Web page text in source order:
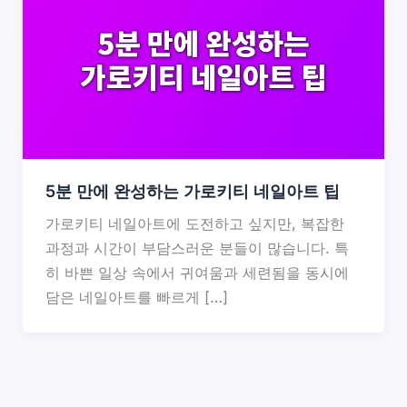
5분 만에 완성하는 가로키티 네일아트 팁
가로키티 네일아트에 도전하고 싶지만, 복잡한
과정과 시간이 부담스러운 분들이 많습니다. 특
히 바쁜 일상 속에서 귀여움과 세련됨을 동시에
담은 네일아트를 빠르게 […]